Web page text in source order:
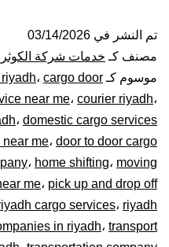
تم النشر في 03/14/2026
مصنف كـ خدمات شركة الكوثر
موسوم كـ
، cargo door
near me، courier riyadh،
، domestic cargo services
near me، door to door cargo
، home shifting، moving
me، pick up and drop off
cargo services، riyadh
in riyadh، transport